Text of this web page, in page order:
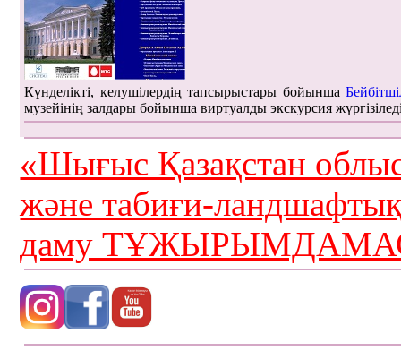
Күнделікті, келушілердің тапсырыстары бойынша
музейінің залдары бойынша виртуалды экскурсия
«Шығыс Қазақстан
және табиғи-
даму